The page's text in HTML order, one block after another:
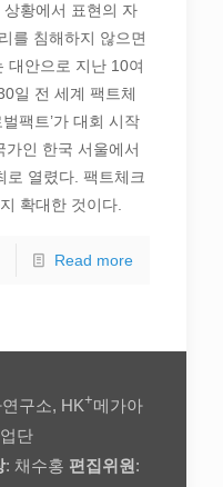
황에서 표현의 자
를 침해하지 않으면
대안으로 지난 10여
일 전 세계 팩트체
팩트’가 대회 시작
인 한국 서울에서
로 열렸다. 팩트체크
확대한 것이다.
Read more
구소, HK+메가아
단
: 채수홍 편집위원 :